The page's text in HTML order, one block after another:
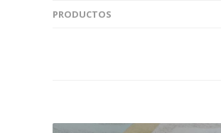
PRODUCTOS